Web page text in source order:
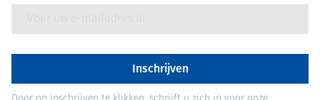
Inschrijven